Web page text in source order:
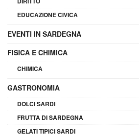
EDUCAZIONE CIVICA
EVENTI IN SARDEGNA
FISICA E CHIMICA
CHIMICA
GASTRONOMIA
DOLCI SARDI
FRUTTA DI SARDEGNA
GELATI TIPICI SARDI